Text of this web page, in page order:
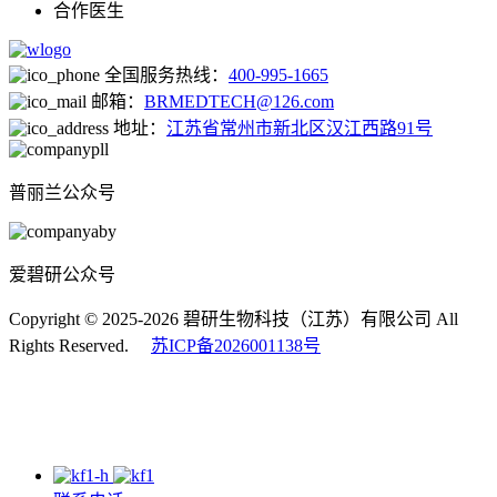
合作医生
全国服务热线： 400-995-1665
邮箱： BRMEDTECH@126.com
地址： 江苏省常州市新北区汉江西路91号
普丽兰公众号
爱碧研公众号
Copyright © 2025-2026 碧研生物科技（江苏）有限公司 All
Rights Reserved. 苏ICP备2026001138号